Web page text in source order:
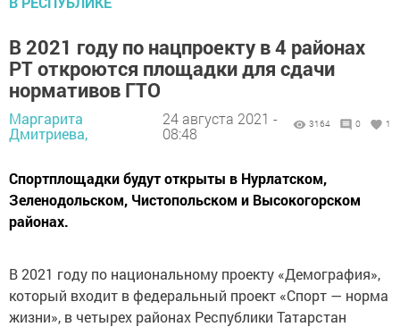
В 2021 году по нацпроекту в 4 районах
РТ откроются площадки для сдачи
нормативов ГТО
Маргарита
Дмитриева,
24 августа 2021 -
08:48
3164 0 1
Спортплощадки будут открыты в Нурлатском,
Зеленодольском, Чистопольском и Высокогорском
районах.
В 2021 году по национальному проекту «Демография»,
который входит в федеральный проект «Спорт — норма
жизни», в четырех районах Республики Татарстан